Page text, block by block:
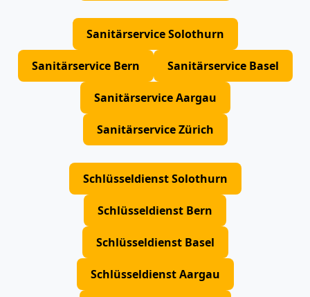
Sanitärservice Solothurn
Sanitärservice Bern Sanitärservice Basel
Sanitärservice Aargau
Sanitärservice Zürich
Schlüsseldienst Solothurn
Schlüsseldienst Bern
Schlüsseldienst Basel
Schlüsseldienst Aargau